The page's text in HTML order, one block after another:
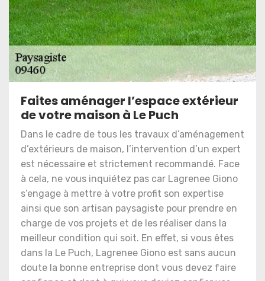
Faites aménager l’espace extérieur
de votre maison à Le Puch
Dans le cadre de tous les travaux d’aménagement
d’extérieurs de maison, l’intervention d’un expert
est nécessaire et strictement recommandé. Face
à cela, ne vous inquiétez pas car Lagrenee Giono
s’engage à mettre à votre profit son expertise
ainsi que son artisan paysagiste pour prendre en
charge de vos projets et de les réaliser dans la
meilleur condition qui soit. En effet, si vous êtes
dans la Le Puch, Lagrenee Giono est sans aucun
doute la bonne entreprise dont vous devez faire